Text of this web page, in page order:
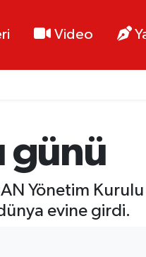
Video
günü
Yönetim
evine girdi.